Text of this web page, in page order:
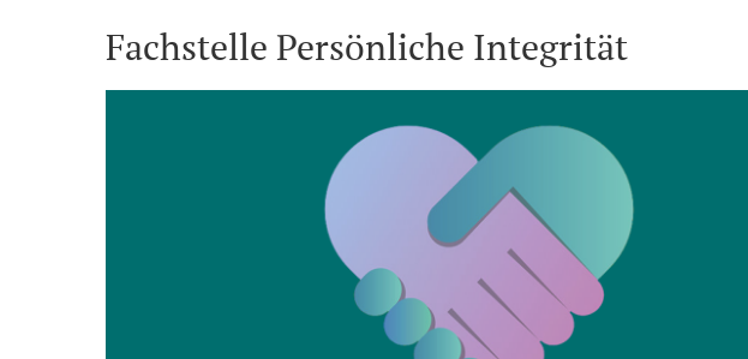
Fachstelle Persönliche Integrität